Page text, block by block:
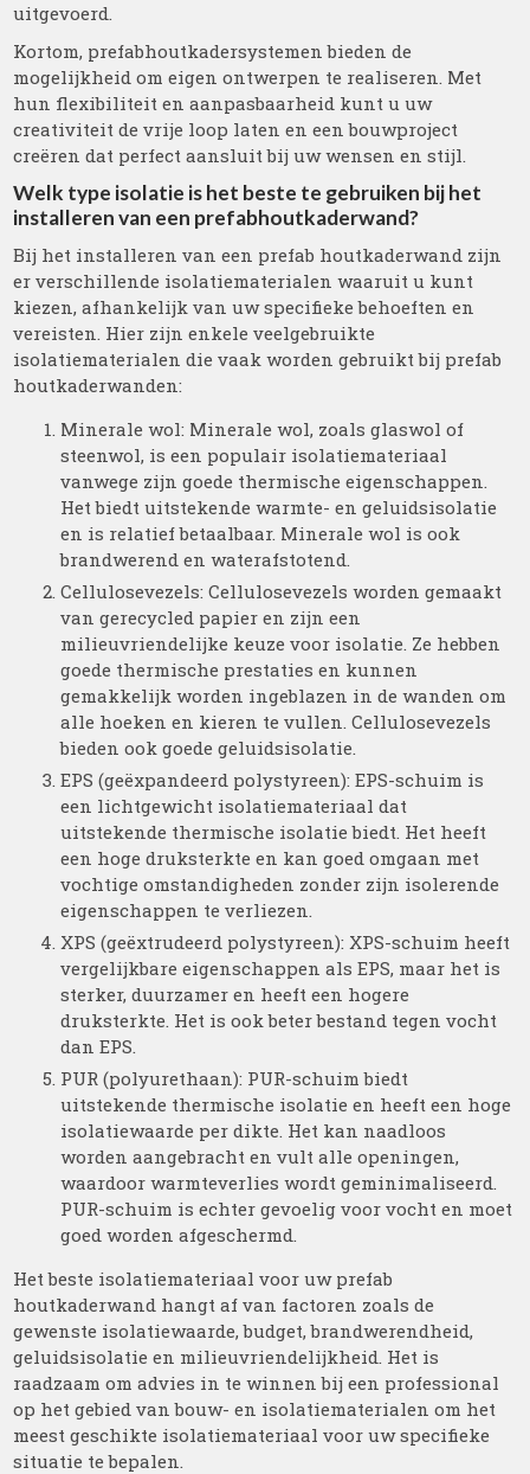
uitgevoerd.
Kortom, prefabhoutkadersystemen bieden de
mogelijkheid om eigen ontwerpen te realiseren. Met
hun flexibiliteit en aanpasbaarheid kunt u uw
creativiteit de vrije loop laten en een bouwproject
creëren dat perfect aansluit bij uw wensen en stijl.
Welk type isolatie is het beste te gebruiken bij het
installeren van een prefabhoutkaderwand?
Bij het installeren van een prefab houtkaderwand zijn
er verschillende isolatiematerialen waaruit u kunt
kiezen, afhankelijk van uw specifieke behoeften en
vereisten. Hier zijn enkele veelgebruikte
isolatiematerialen die vaak worden gebruikt bij prefab
houtkaderwanden:
Minerale wol: Minerale wol, zoals glaswol of
steenwol, is een populair isolatiemateriaal
vanwege zijn goede thermische eigenschappen.
Het biedt uitstekende warmte- en geluidsisolatie
en is relatief betaalbaar. Minerale wol is ook
brandwerend en waterafstotend.
Cellulosevezels: Cellulosevezels worden gemaakt
van gerecycled papier en zijn een
milieuvriendelijke keuze voor isolatie. Ze hebben
goede thermische prestaties en kunnen
gemakkelijk worden ingeblazen in de wanden om
alle hoeken en kieren te vullen. Cellulosevezels
bieden ook goede geluidsisolatie.
EPS (geëxpandeerd polystyreen): EPS-schuim is
een lichtgewicht isolatiemateriaal dat
uitstekende thermische isolatie biedt. Het heeft
een hoge druksterkte en kan goed omgaan met
vochtige omstandigheden zonder zijn isolerende
eigenschappen te verliezen.
XPS (geëxtrudeerd polystyreen): XPS-schuim heeft
vergelijkbare eigenschappen als EPS, maar het is
sterker, duurzamer en heeft een hogere
druksterkte. Het is ook beter bestand tegen vocht
dan EPS.
PUR (polyurethaan): PUR-schuim biedt
uitstekende thermische isolatie en heeft een hoge
isolatiewaarde per dikte. Het kan naadloos
worden aangebracht en vult alle openingen,
waardoor warmteverlies wordt geminimaliseerd.
PUR-schuim is echter gevoelig voor vocht en moet
goed worden afgeschermd.
Het beste isolatiemateriaal voor uw prefab
houtkaderwand hangt af van factoren zoals de
gewenste isolatiewaarde, budget, brandwerendheid,
geluidsisolatie en milieuvriendelijkheid. Het is
raadzaam om advies in te winnen bij een professional
op het gebied van bouw- en isolatiematerialen om het
meest geschikte isolatiemateriaal voor uw specifieke
situatie te bepalen.